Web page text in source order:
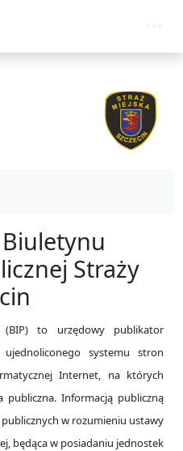
Straży
(BIP) to urzędowy publikator
systemu stron
Internet, na których
publiczna. Informacją publiczną
w rozumieniu ustawy
będąca w posiadaniu jednostek